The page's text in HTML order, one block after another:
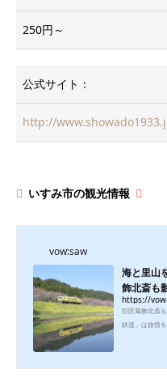
250円～
公式サイト：
http://
いすみ市の観光情報
vow:saw
海と里山
飾北斎も
https://
巨匠葛飾北斎
鉄道」は旅情